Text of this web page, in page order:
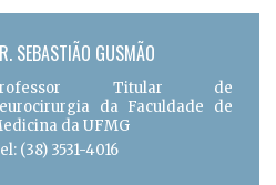
SEBASTIÃO GUSMÃO
Titular de
da Faculdade de
da UFMG
(38) 3531-4016